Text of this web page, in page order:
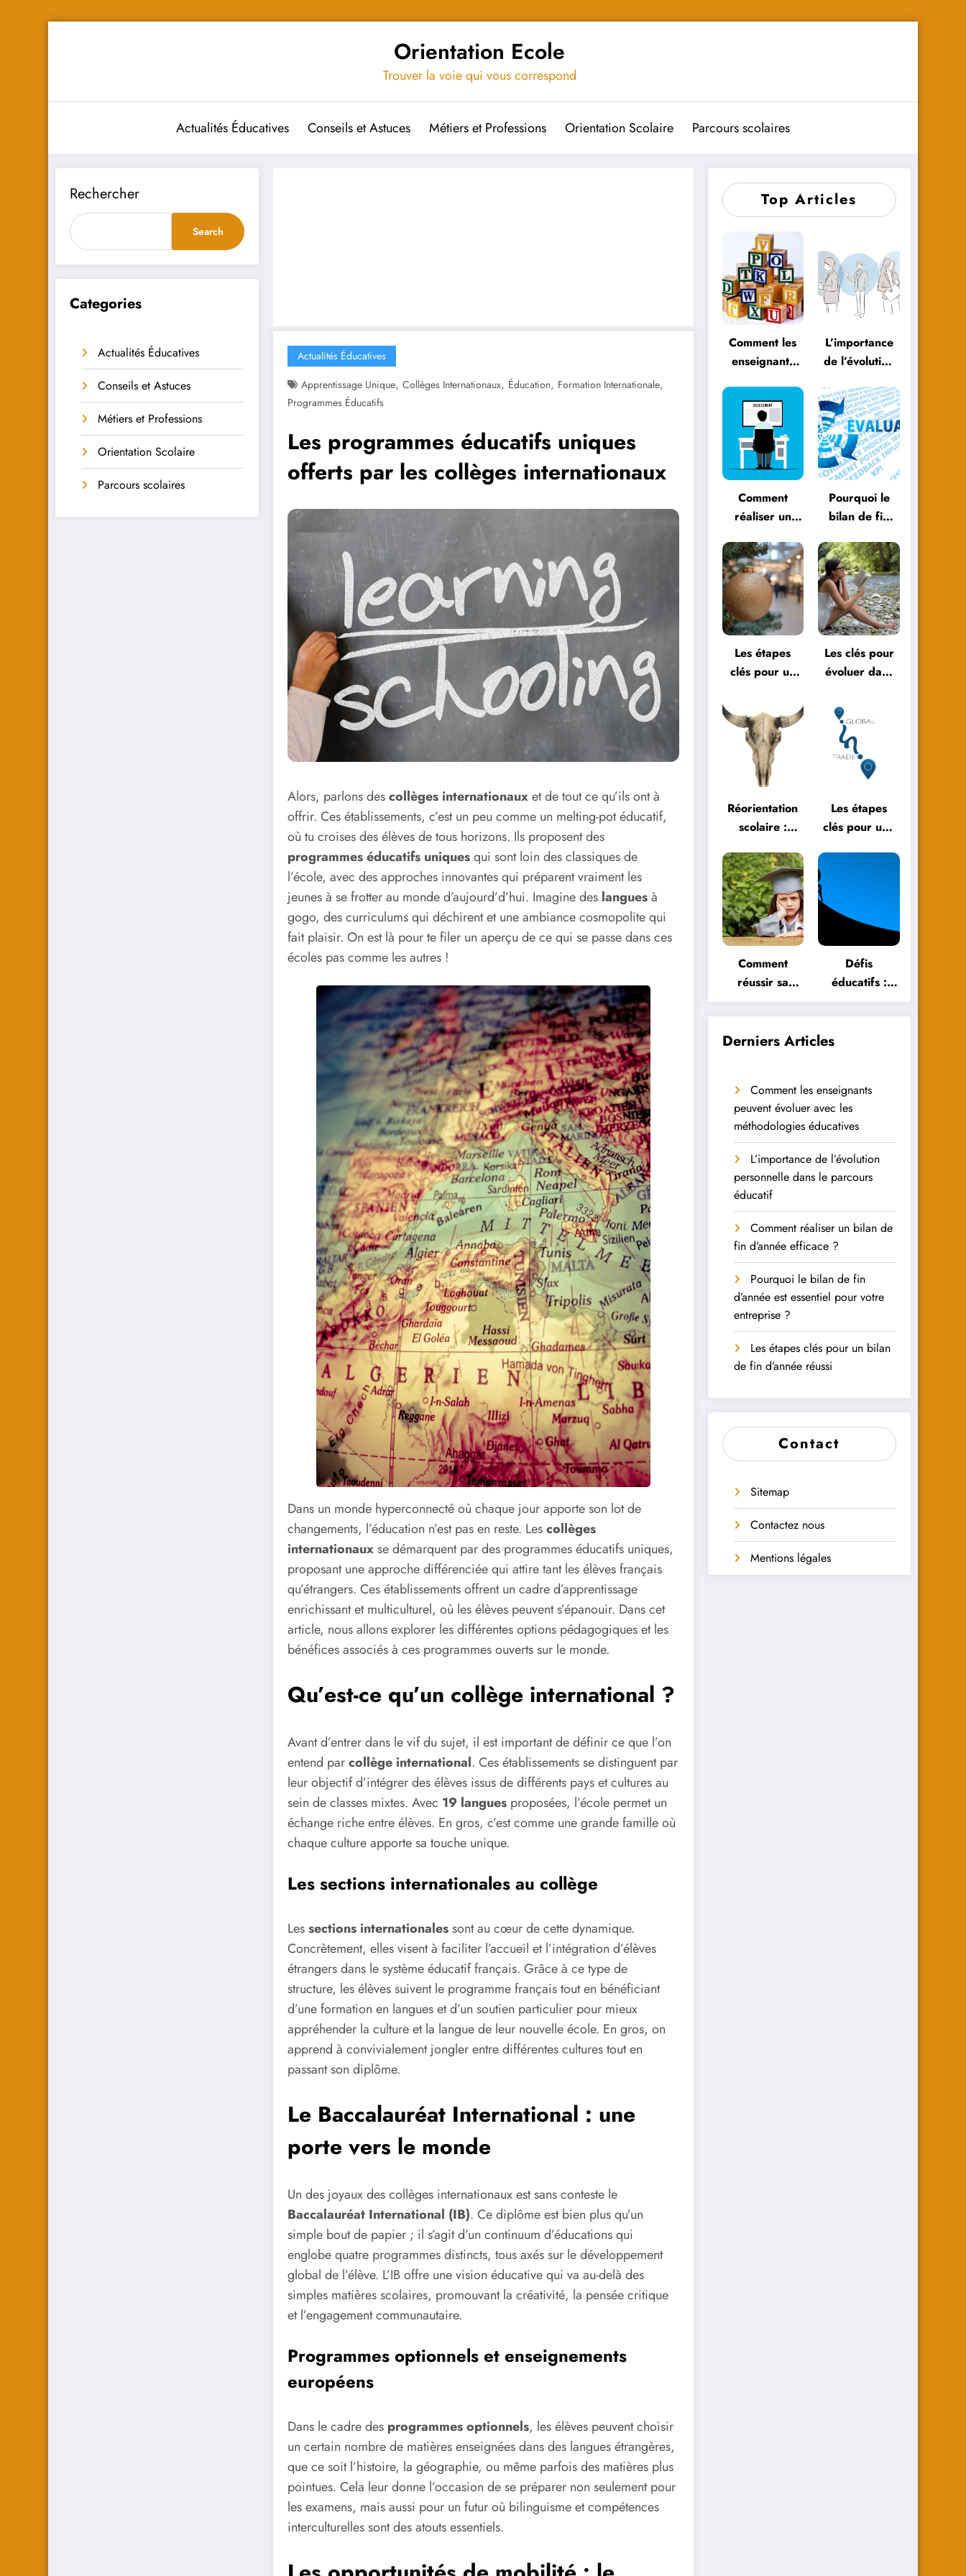
Orientation Ecole
Trouver la voie qui vous correspond
Actualités Éducatives Conseils et Astuces Métiers et Professions Orientation Scolaire Parcours scolaires
Rechercher
Search
Categories
Actualités Éducatives
Conseils et Astuces
Métiers et Professions
Orientation Scolaire
Parcours scolaires
Actualités Éducatives
Apprentissage Unique, Collèges Internationaux, Éducation, Formation Internationale,
Programmes Éducatifs
Les programmes éducatifs uniques
offerts par les collèges internationaux
Alors, parlons descollèges internationauxet de tout ce qu’ils ont à
offrir. Ces établissements, c’est un peu comme un melting-pot éducatif,
où tu croises des élèves de tous horizons. Ils proposent des
programmes éducatifs uniquesqui sont loin des classiques de
l’école, avec des approches innovantes qui préparent vraiment les
jeunes à se frotter au monde d’aujourd’d’hui. Imagine des languesà
gogo, des curriculums qui déchirent et une ambiance cosmopolite qui
fait plaisir. On est là pour te filer un aperçu de ce qui se passe dans ces
écoles pas comme les autres !
Dans un monde hyperconnecté où chaque jour apporte son lot de
changements, l’éducation n’est pas en reste. Lescollèges
internationauxse démarquent par des programmes éducatifs uniques,
proposant une approche différenciée qui attire tant les élèves français
qu’étrangers. Ces établissements offrent un cadre d’apprentissage
enrichissant et multiculturel, où les élèves peuvent s’épanouir. Dans cet
article, nous allons explorer les différentes options pédagogiques et les
bénéfices associés à ces programmes ouverts sur le monde.
Qu’est-ce qu’un collège international ?
Avant d’entrer dans le vif du sujet, il est important de définir ce que l’on
entend parcollège international. Ces établissements se distinguent par
leur objectif d’intégrer des élèves issus de différents pays et cultures au
sein de classes mixtes. Avec 19 languesproposées, l’école permet un
échange riche entre élèves. En gros, c’est comme une grande famille où
chaque culture apporte sa touche unique.
Les sections internationales au collège
Lessections internationalessont au cœur de cette dynamique.
Concrètement, elles visent à faciliter l’accueil et l’intégration d’élèves
étrangers dans le système éducatif français. Grâce à ce type de
structure, les élèves suivent le programme français tout en bénéficiant
d’une formation en langues et d’un soutien particulier pour mieux
appréhender la culture et la langue de leur nouvelle école. En gros, on
apprend à convivialement jongler entre différentes cultures tout en
passant son diplôme.
Le Baccalauréat International : une
porte vers le monde
Un des joyaux des collèges internationaux est sans conteste le
Baccalauréat International (IB). Ce diplôme est bien plus qu’un
simple bout de papier ; il s’agit d’un continuum d’éducations qui
englobe quatre programmes distincts, tous axés sur le développement
global de l’élève. L’IB offre une vision éducative qui va au-delà des
simples matières scolaires, promouvant la créativité, la pensée critique
et l’engagement communautaire.
Programmes optionnels et enseignements
européens
Dans le cadre des programmes optionnels, les élèves peuvent choisir
un certain nombre de matières enseignées dans des langues étrangères,
que ce soit l’histoire, la géographie, ou même parfois des matières plus
pointues. Cela leur donne l’occasion de se préparer non seulement pour
les examens, mais aussi pour un futur où bilinguisme et compétences
interculturelles sont des atouts essentiels.
Top Articles
Comment les
enseignants
évoluer avec
les
méthodologies
éducatives
L’importance
de l’évolution
dans le
parcours
éducatif
Comment
réaliser un
d’année
efficace ?
Pourquoi le
bilan de fin
essentiel pour
votre
entreprise ?
Les étapes
clés pour un
d’année réussi
Les clés pour
évoluer dans
moderne
Réorientation
scolaire :
et parcours
inspirants
Les étapes
clés pour une
Comment
réussir sa
réorientation
scolaire :
conseils et
Défis
éducatifs :
Comment les
élèves
peuvent-ils y
Derniers Articles
Comment les enseignants
peuvent évoluer avec les
méthodologies éducatives
L’importance de l’évolution
personnelle dans le parcours
éducatif
Comment réaliser un bilan de
fin d’année efficace ?
Pourquoi le bilan de fin
d’année est essentiel pour votre
entreprise ?
Les étapes clés pour un bilan
de fin d’année réussi
Contact
Sitemap
Contactez nous
Mentions légales